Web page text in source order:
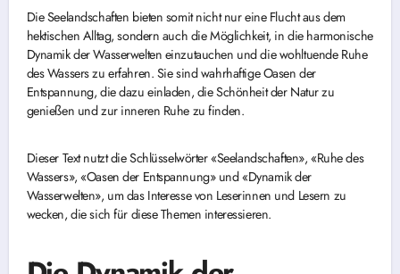
Die Seelandschaften bieten somit nicht nur eine Flucht aus dem
hektischen Alltag, sondern auch die Möglichkeit, in die harmonische
Dynamik der Wasserwelten einzutauchen und die wohltuende Ruhe
des Wassers zu erfahren. Sie sind wahrhaftige Oasen der
Entspannung, die dazu einladen, die Schönheit der Natur zu
genießen und zur inneren Ruhe zu finden.
Dieser Text nutzt die Schlüsselwörter «Seelandschaften», «Ruhe des
Wassers», «Oasen der Entspannung» und «Dynamik der
Wasserwelten», um das Interesse von Leserinnen und Lesern zu
wecken, die sich für diese Themen interessieren.